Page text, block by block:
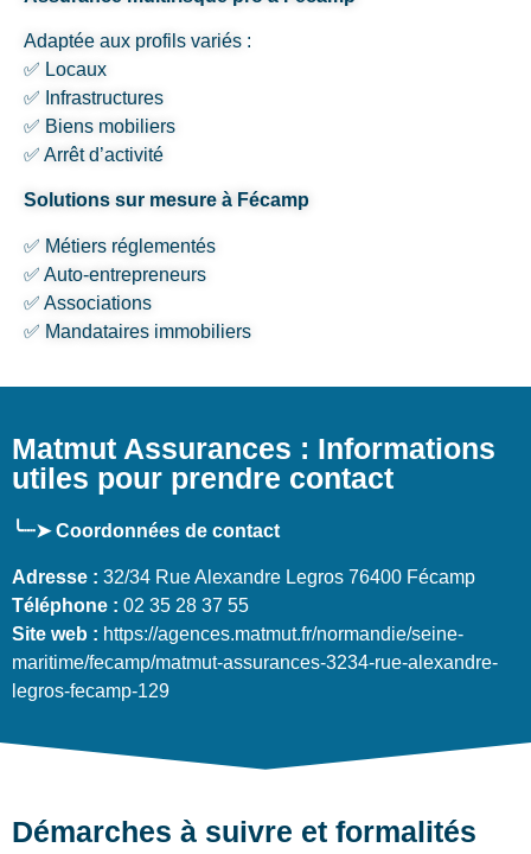
Adaptée aux profils variés :
✅ Locaux
✅ Infrastructures
✅ Biens mobiliers
✅ Arrêt d’activité
Solutions sur mesure à Fécamp
✅ Métiers réglementés
✅ Auto-entrepreneurs
✅ Associations
✅ Mandataires immobiliers
Matmut Assurances : Informations
utiles pour prendre contact
╰┈➤ Coordonnées de contact
Adresse : 32/34 Rue Alexandre Legros 76400 Fécamp
Téléphone : 02 35 28 37 55
Site web : https://agences.matmut.fr/normandie/seine-
maritime/fecamp/matmut-assurances-3234-rue-alexandre-
legros-fecamp-129
Démarches à suivre et formalités